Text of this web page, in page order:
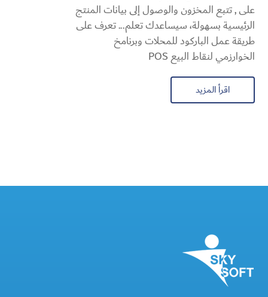
على , تتبع المخزون والوصول إلى بيانات المنتج
الرئيسية بسهولة، سيساعدك تعلم... تعرف على
طريقة عمل الباركود للمحلات وبرنامخ
الخوارزمي لنقاط البيع POS
اقرأ المزيد